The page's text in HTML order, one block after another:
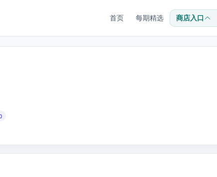
首页 每期精选 商店入口